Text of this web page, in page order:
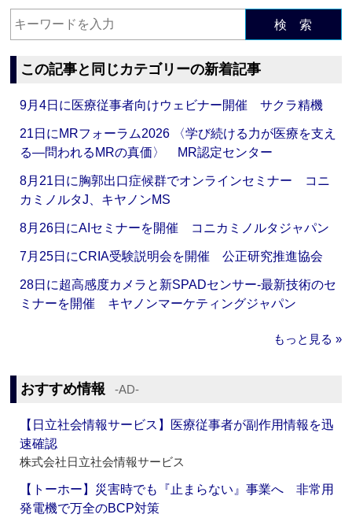
検 索
この記事と同じカテゴリーの新着記事
9月4日に医療従事者向けウェビナー開催 サクラ精機
21日にMRフォーラム2026 〈学び続ける力が医療を支え
る―問われるMRの真価〉 MR認定センター
8月21日に胸郭出口症候群でオンラインセミナー コニ
カミノルタJ、キヤノンMS
8月26日にAIセミナーを開催 コニカミノルタジャパン
7月25日にCRIA受験説明会を開催 公正研究推進協会
28日に超高感度カメラと新SPADセンサー‐最新技術のセ
ミナーを開催 キヤノンマーケティングジャパン
もっと見る »
おすすめ情報 ‐AD‐
【日立社会情報サービス】医療従事者が副作用情報を迅
速確認
株式会社日立社会情報サービス
【トーホー】災害時でも『止まらない』事業へ 非常用
発電機で万全のBCP対策